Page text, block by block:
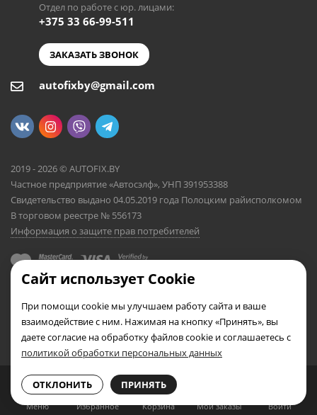
Меню Избранное Войти
Мои заказы
0
Корзина
Отдел по работе с юр. лицами:
+375 33 66-99-511
ЗАКАЗАТЬ ЗВОНОК
autofixby@gmail.com
2019 - 2026 © AUTOFIX.BY
Частное предприятие «Автосэлф», УНП 391953388
Свидетельство выдано 04.05.2019 года Полоцким райисполкомом
В торговом реестре № 556173
Информация о защите прав потребителей
Сайт использует Cookie
При помощи cookie мы улучшаем работу сайта и ваше
взаимодействие с ним. Нажимая на кнопку «Принять», вы
даете согласие на обработку файлов cookie и соглашаетесь с
политикой обработки персональных данных
ОТКЛОНИТЬ ПРИНЯТЬ